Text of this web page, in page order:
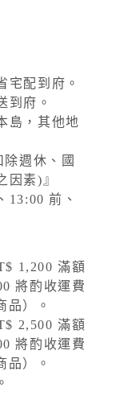
宅配到府。
到府。
島，其他地
週休、國
因素)』
13:00 前、
1,200 滿額
將酌收運費
品）。
2,500 滿額
將酌收運費
品）。